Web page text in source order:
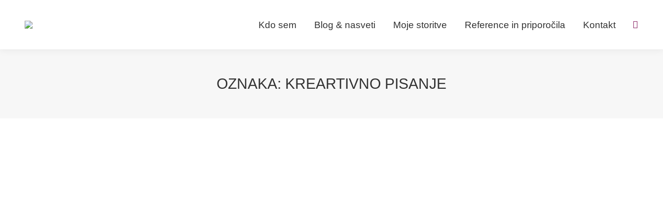
Kdo sem Blog & nasveti Moje storitve Reference in priporočila Kontakt Search:
OZNAKA: KREARTIVNO PISANJE